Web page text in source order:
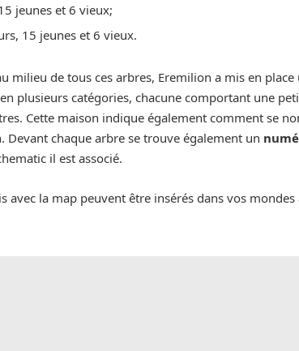
jeunes et 6 vieux;
15 jeunes et 6 vieux.
milieu de tous ces arbres, Eremilion a mis en
plusieurs catégories, chacune comportant une
Cette maison indique également comment se
Devant chaque arbre se trouve également un
il est associé.
avec la map peuvent être insérés dans vos